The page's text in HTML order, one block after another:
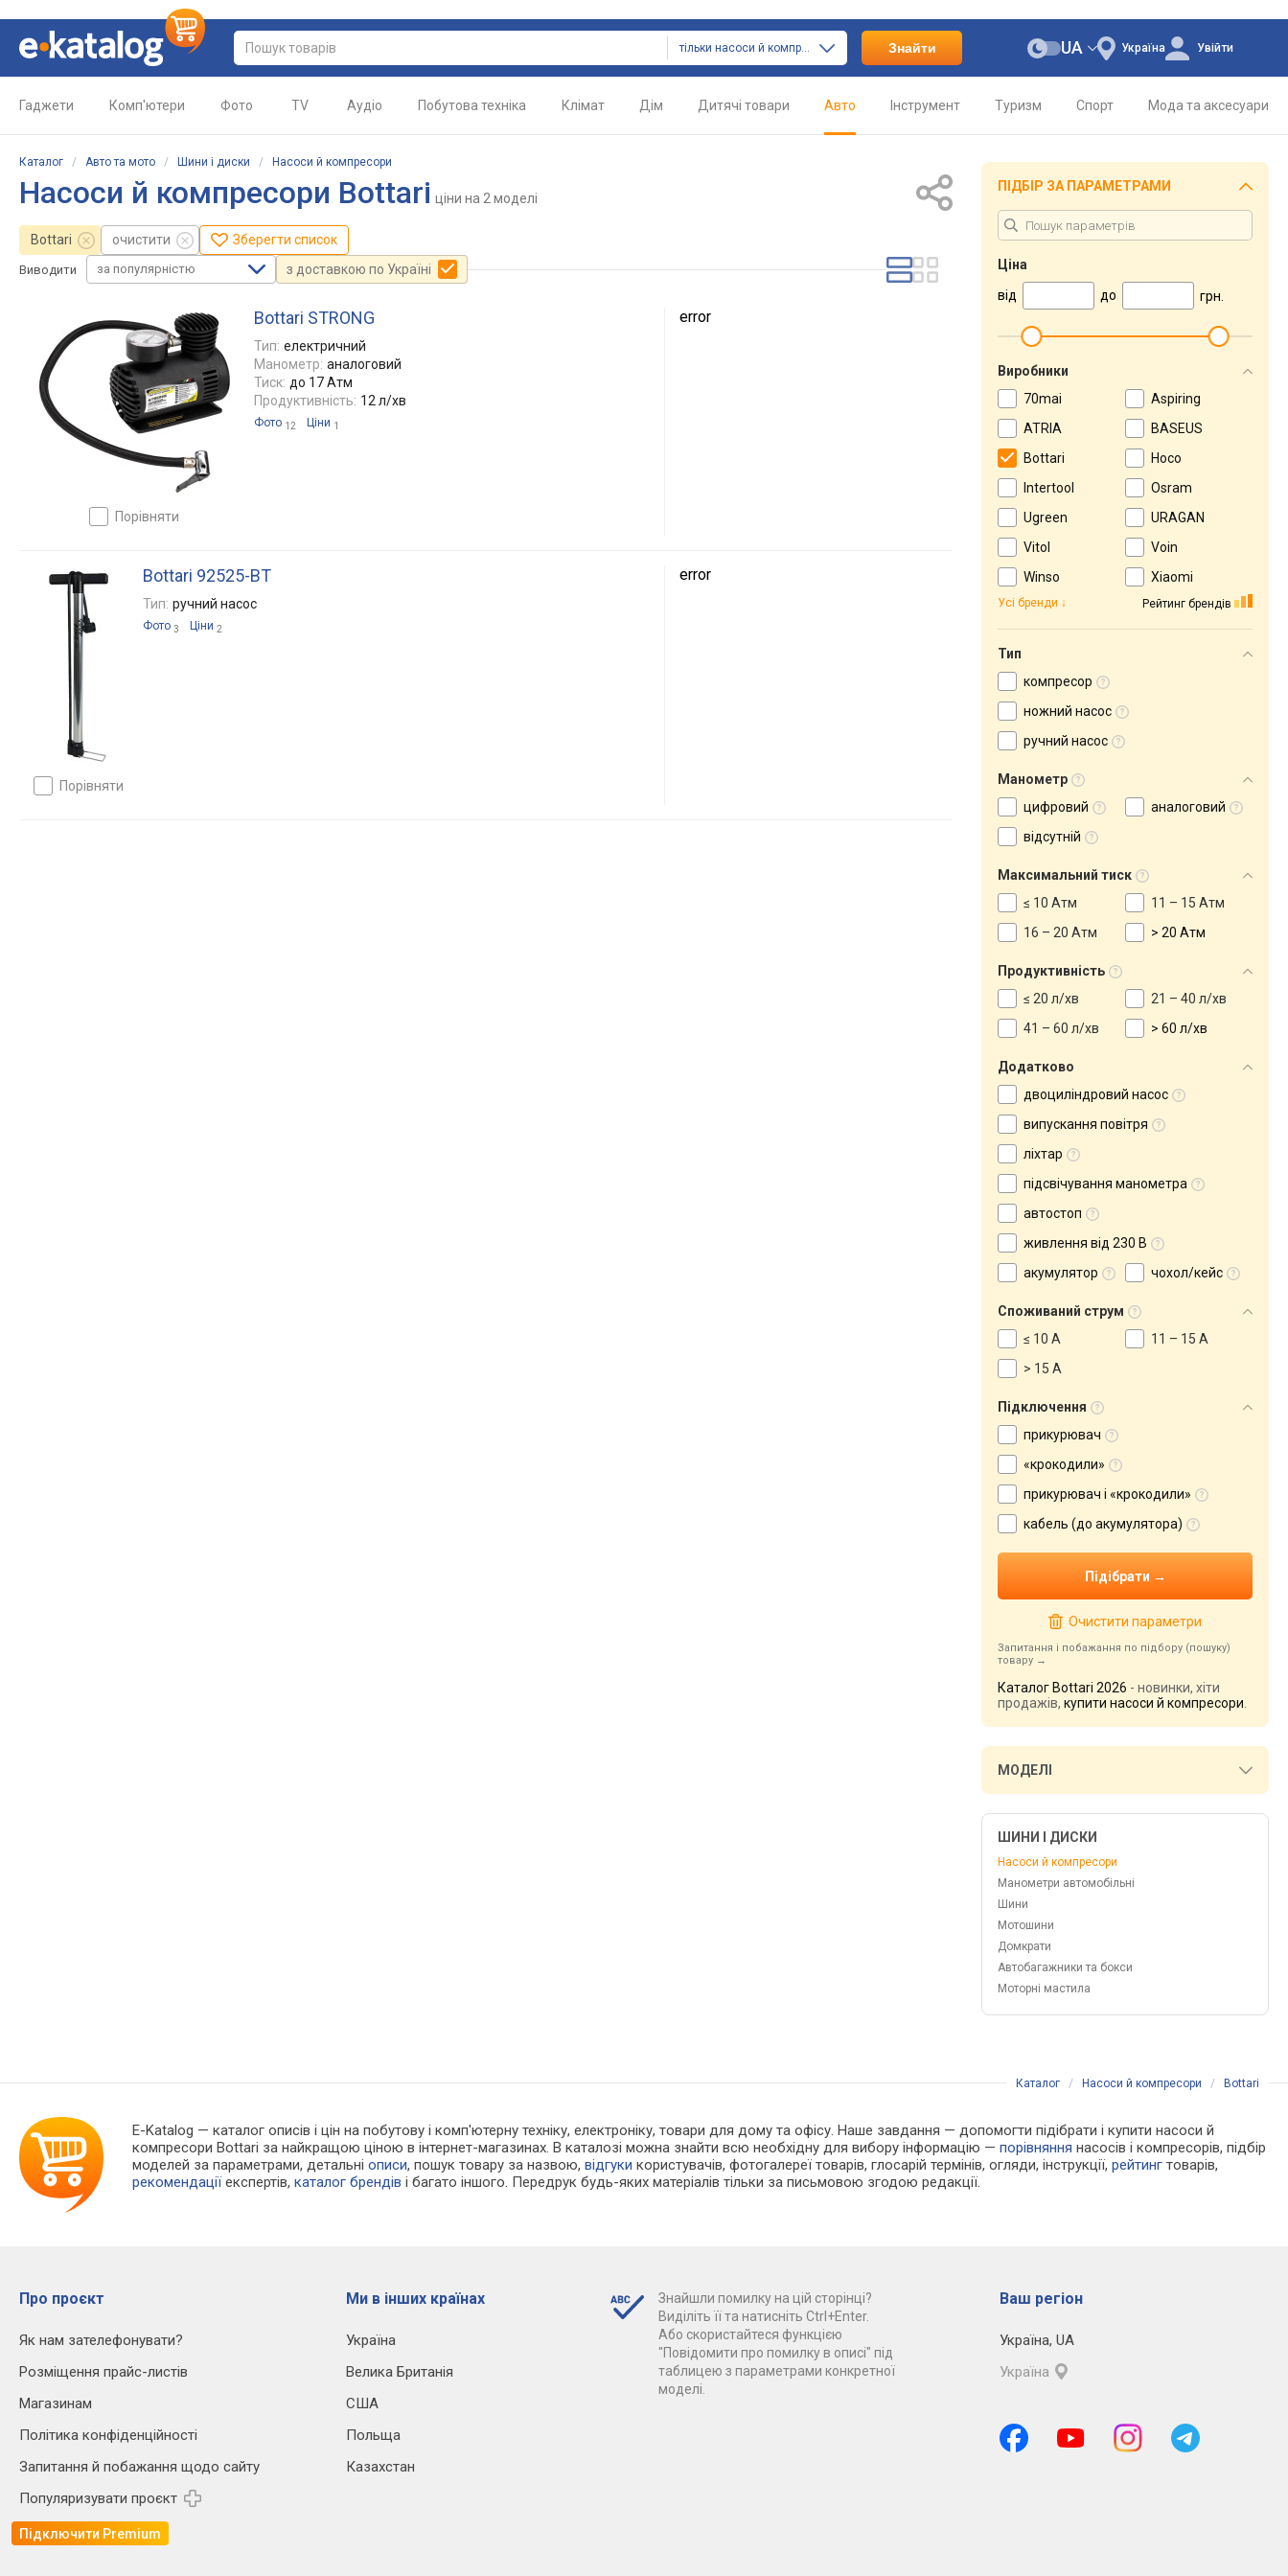
тільки насоси й компресори Знайти Україна
UA Увійти
Гаджети Комп'ютери Фото TV Аудіо Побутова техніка Клімат Дім Дитячі товари Авто Інструмент Туризм Спорт Мода та аксесуари
Каталог / Авто та мото / Шини і диски / Насоси й компресори
Насоси й компресори Bottari ціни на 2 моделі
Bottari очистити Зберегти список
Виводити за популярністю з доставкою по Україні
порівняти
Bottari STRONG
Тип: електричний
Манометр: аналоговий
Тиск: до 17 Атм
Продуктивність: 12 л/хв
Фото 12 Ціни 1
error
порівняти
Bottari 92525-BT
Тип: ручний насос
Фото 3 Ціни 2
error
ПІДБІР ЗА ПАРАМЕТРАМИ
Ціна
від
до грн.
Виробники
70mai
Aspiring
ATRIA
BASEUS
Bottari
Hoco
Intertool
Osram
Ugreen
URAGAN
Vitol
Voin
Winso
Xiaomi
Рейтинг брендів
Усі бренди
Тип
компресор
ножний насос
ручний насос
Манометр
цифровий
аналоговий
відсутній
Максимальний тиск
≤ 10 Атм
11 – 15 Атм
16 – 20 Атм
> 20 Атм
Продуктивність
≤ 20 л/хв
21 – 40 л/хв
41 – 60 л/хв
> 60 л/хв
Додатково
двоциліндровий насос
випускання повітря
ліхтар
підсвічування манометра
автостоп
живлення від 230 В
акумулятор
чохол/кейс
Споживаний струм
≤ 10 А
11 – 15 А
> 15 А
Підключення
прикурювач
«крокодили»
прикурювач і «крокодили»
кабель (до акумулятора)
Очистити параметри
Запитання і побажання по підбору (пошуку)
товару
Каталог Bottari 2026 - новинки, хіти
продажів, купити насоси й компресори
МОДЕЛІ
ШИНИ І ДИСКИ
Насоси й компресори
Манометри автомобільні
Шини
Мотошини
Домкрати
Автобагажники та бокси
Моторні мастила
Каталог / Насоси й компресори / Bottari
E-Katalog — каталог описів і цін на побутову і комп'ютерну техніку, електроніку, товари для дому та офісу. Наше завдання — допомогти підібрати і купити насоси й
компресори Bottari за найкращою ціною в інтернет-магазинах. В каталозі можна знайти всю необхідну для вибору інформацію —порівняння насосів і компресорів, підбір
моделей за параметрами, детальніописи, пошук товару за назвою,відгуки користувачів, фотогалереї товарів, глосарій термінів, огляди, інструкції,рейтинг товарів,
рекомендації експертів,каталог брендів і багато іншого. Передрук будь-яких матеріалів тільки за письмовою згодою редакції.
Про проєкт
Як нам зателефонувати?
Розміщення прайс-листів
Магазинам
Політика конфіденційності
Запитання й побажання щодо сайту
Популяризувати проєкт
Підключити Premium
Ми в інших країнах
Україна
Велика Британія
США
Польща
Казахстан
Знайшли помилку на цій сторінці?
Виділіть її та натисніть Ctrl+Enter.
Або скористайтеся функцією
"Повідомити про помилку в описі" під
таблицею з параметрами конкретної
моделі.
Ваш регіон
Україна, UA
Україна